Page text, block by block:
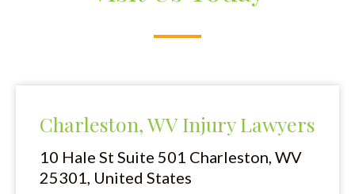
Charleston, WV Injury Lawyers
10 Hale St Suite 501 Charleston, WV
25301, United States